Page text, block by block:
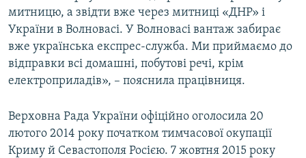
митницю, а звідти вже через митниці «ДНР» і
України в Волновасі. У Волновасі вантаж забирає
вже українська експрес-служба. Ми приймаємо до
відправки всі домашні, побутові речі, крім
електроприладів», – пояснила працівниця.
Верховна Рада України офіційно оголосила 20
лютого 2014 року початком тимчасової окупації
Криму й Севастополя Росією. 7 жовтня 2015 року